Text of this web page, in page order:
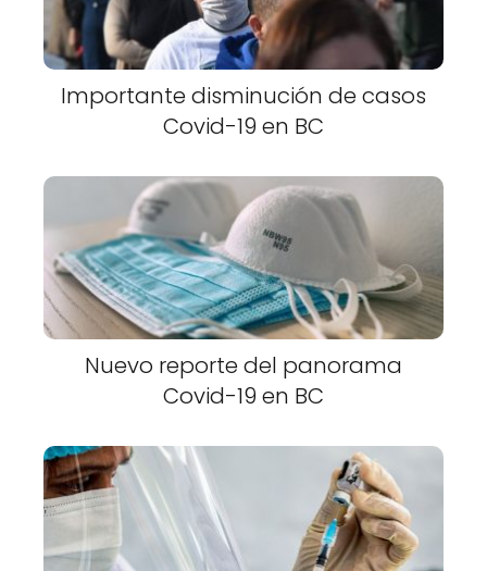
Importante disminución de casos
Covid-19 en BC
Nuevo reporte del panorama
Covid-19 en BC